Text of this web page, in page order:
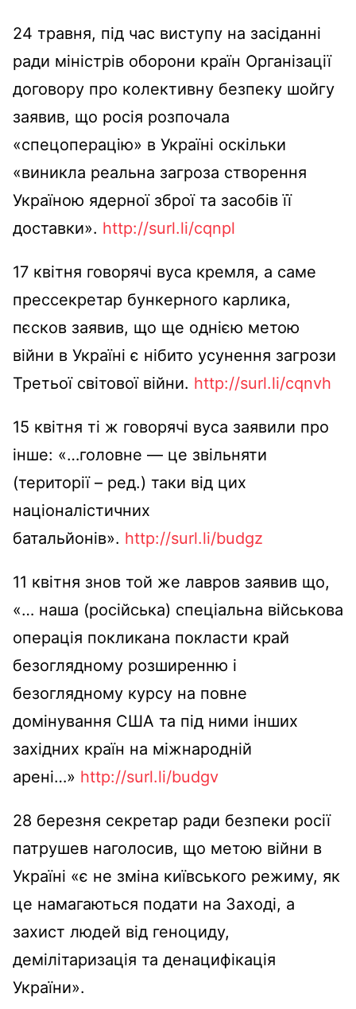
24 травня, під час виступу на засіданні
ради міністрів оборони країн Організації
договору про колективну безпеку шойгу
заявив, що росія розпочала
«спецоперацію» в Україні оскільки
«виникла реальна загроза створення
Україною ядерної зброї та засобів її
доставки». http://surl.li/cqnpl
17 квітня говорячі вуса кремля, а саме
прессекретар бункерного карлика,
пєсков заявив, що ще однією метою
війни в Україні є нібито усунення загрози
Третьої світової війни. http://surl.li/cqnvh
15 квітня ті ж говорячі вуса заявили про
інше: «…головне — це звільняти
(території – ред.) таки від цих
націоналістичних
батальйонів». http://surl.li/budgz
11 квітня знов той же лавров заявив що,
«… наша (російська) спеціальна військова
операція покликана покласти край
безоглядному розширенню і
безоглядному курсу на повне
домінування США та під ними інших
західних країн на міжнародній
арені…» http://surl.li/budgv
28 березня секретар ради безпеки росії
патрушев наголосив, що метою війни в
Україні «є не зміна київського режиму, як
це намагаються подати на Заході, а
захист людей від геноциду,
демілітаризація та денацифікація
України».